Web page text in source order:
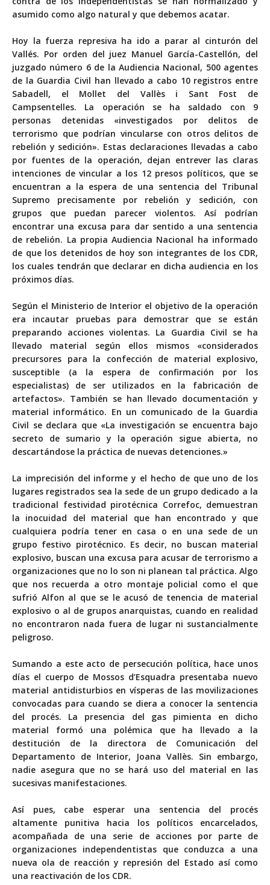
asumido como algo natural y que debemos acatar.
Hoy la fuerza represiva ha ido a parar al cinturón del
Vallés. Por orden del juez Manuel García-Castellón, del
juzgado número 6 de la Audiencia Nacional, 500 agentes
de la Guardia Civil han llevado a cabo 10 registros entre
Sabadell, el Mollet del Vallès i Sant Fost de
Campsentelles. La operación se ha saldado con 9
personas detenidas «investigados por delitos de
terrorismo que podrían vincularse con otros delitos de
rebelión y sedición». Estas declaraciones llevadas a cabo
por fuentes de la operación, dejan entrever las claras
intenciones de vincular a los 12 presos políticos, que se
encuentran a la espera de una sentencia del Tribunal
Supremo precisamente por rebelión y sedición, con
grupos que puedan parecer violentos. Así podrían
encontrar una excusa para dar sentido a una sentencia
de rebelión. La propia Audiencia Nacional ha informado
de que los detenidos de hoy son integrantes de los CDR,
los cuales tendrán que declarar en dicha audiencia en los
próximos días.
Según el Ministerio de Interior el objetivo de la operación
era incautar pruebas para demostrar que se están
preparando acciones violentas. La Guardia Civil se ha
llevado material según ellos mismos «considerados
precursores para la confección de material explosivo,
susceptible (a la espera de confirmación por los
especialistas) de ser utilizados en la fabricación de
artefactos». También se han llevado documentación y
material informático. En un comunicado de la Guardia
Civil se declara que «La investigación se encuentra bajo
secreto de sumario y la operación sigue abierta, no
descartándose la práctica de nuevas detenciones.»
La imprecisión del informe y el hecho de que uno de los
lugares registrados sea la sede de un grupo dedicado a la
tradicional festividad pirotécnica Correfoc, demuestran
la inocuidad del material que han encontrado y que
cualquiera podría tener en casa o en una sede de un
grupo festivo pirotécnico. Es decir, no buscan material
explosivo, buscan una excusa para acusar de terrorismo a
organizaciones que no lo son ni planean tal práctica. Algo
que nos recuerda a otro montaje policial como el que
sufrió Alfon al que se le acusó de tenencia de material
explosivo o al de grupos anarquistas, cuando en realidad
no encontraron nada fuera de lugar ni sustancialmente
peligroso.
Sumando a este acto de persecución política, hace unos
días el cuerpo de Mossos d’Esquadra presentaba nuevo
material antidisturbios en vísperas de las movilizaciones
convocadas para cuando se diera a conocer la sentencia
del procés. La presencia del gas pimienta en dicho
material formó una polémica que ha llevado a la
destitución de la directora de Comunicación del
Departamento de Interior, Joana Vallès. Sin embargo,
nadie asegura que no se hará uso del material en las
sucesivas manifestaciones.
Así pues, cabe esperar una sentencia del procés
altamente punitiva hacia los políticos encarcelados,
acompañada de una serie de acciones por parte de
organizaciones independentistas que conduzca a una
nueva ola de reacción y represión del Estado así como
una reactivación de los CDR.